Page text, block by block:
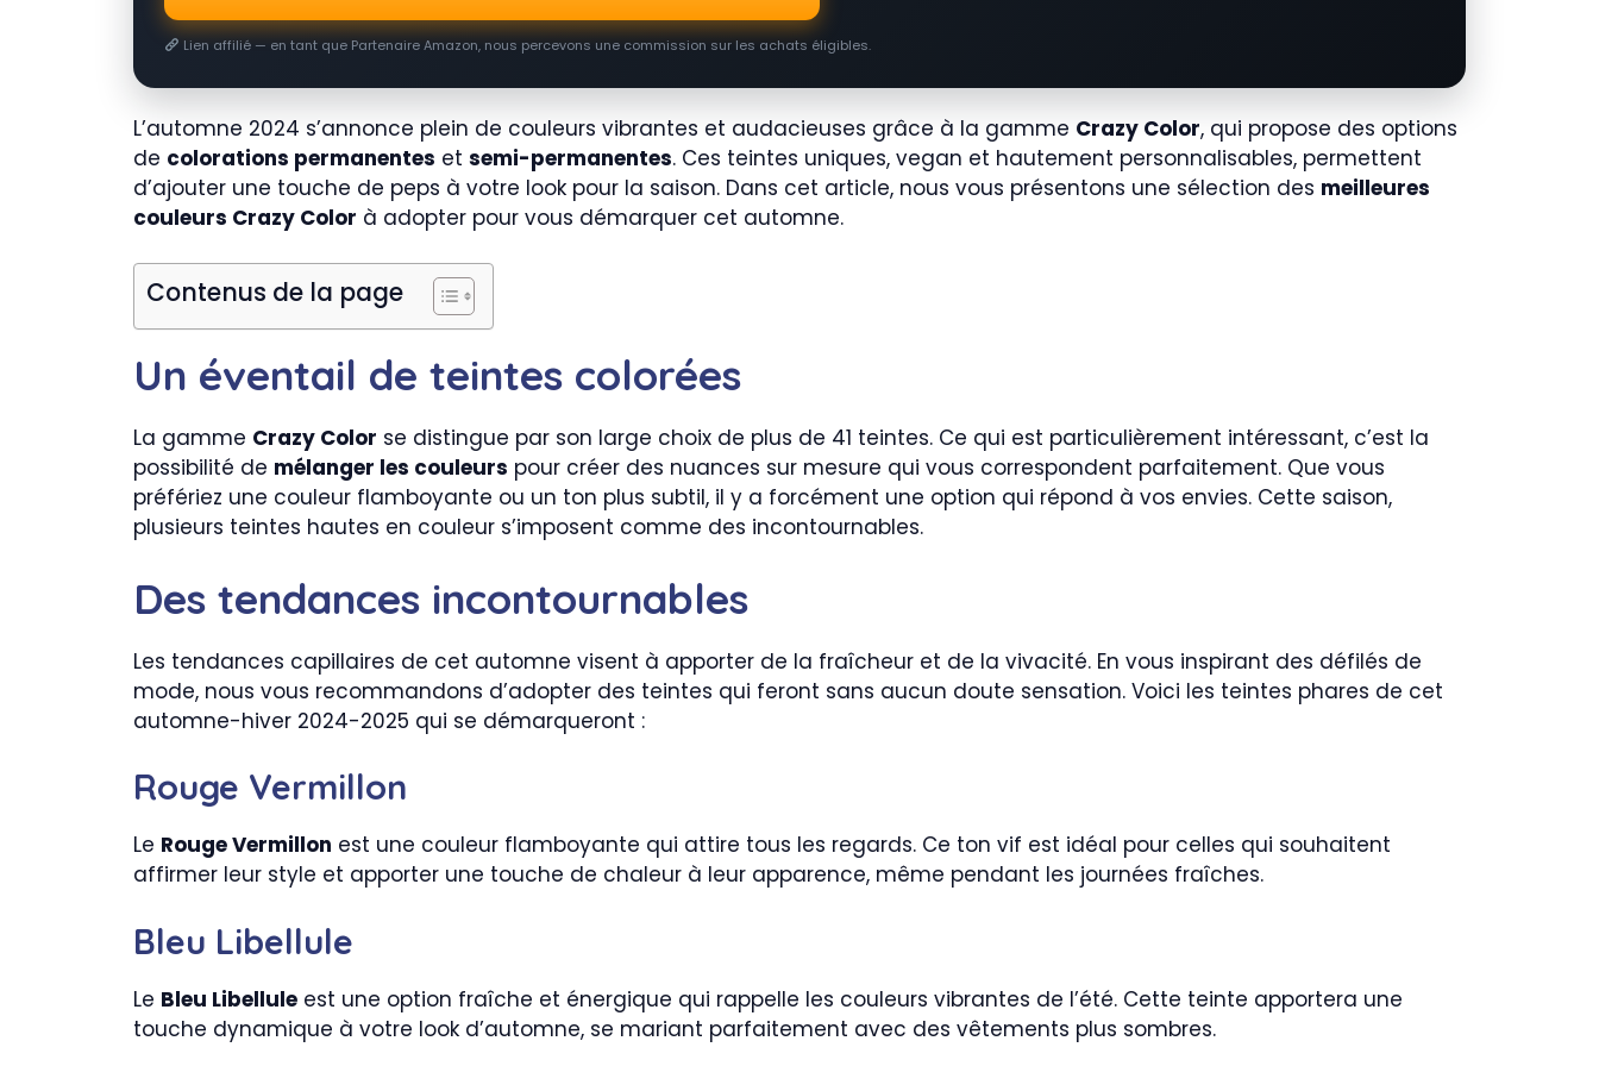
Lien affilié — en tant que Partenaire Amazon, nous percevons une commission sur les achats éligibles.
L’automne 2024 s’annonce plein de couleurs vibrantes et audacieuses grâce à la gamme Crazy Color, qui propose des options
de colorations permanentes et semi-permanentes. Ces teintes uniques, vegan et hautement personnalisables, permettent
d’ajouter une touche de peps à votre look pour la saison. Dans cet article, nous vous présentons une sélection des meilleures
couleurs Crazy Color à adopter pour vous démarquer cet automne.
Contenus de la page
Un éventail de teintes colorées
La gamme Crazy Color se distingue par son large choix de plus de 41 teintes. Ce qui est particulièrement intéressant, c’est la
possibilité de mélanger les couleurs pour créer des nuances sur mesure qui vous correspondent parfaitement. Que vous
préfériez une couleur flamboyante ou un ton plus subtil, il y a forcément une option qui répond à vos envies. Cette saison,
plusieurs teintes hautes en couleur s’imposent comme des incontournables.
Des tendances incontournables
Les tendances capillaires de cet automne visent à apporter de la fraîcheur et de la vivacité. En vous inspirant des défilés de
mode, nous vous recommandons d’adopter des teintes qui feront sans aucun doute sensation. Voici les teintes phares de cet
automne-hiver 2024-2025 qui se démarqueront :
Rouge Vermillon
Le Rouge Vermillon est une couleur flamboyante qui attire tous les regards. Ce ton vif est idéal pour celles qui souhaitent
affirmer leur style et apporter une touche de chaleur à leur apparence, même pendant les journées fraîches.
Bleu Libellule
Le Bleu Libellule est une option fraîche et énergique qui rappelle les couleurs vibrantes de l’été. Cette teinte apportera une
touche dynamique à votre look d’automne, se mariant parfaitement avec des vêtements plus sombres.